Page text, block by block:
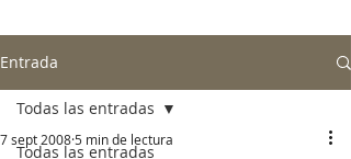
Entrada
Todas las entradas
Todas las entradas
7 sept 2008 5 min de lectura